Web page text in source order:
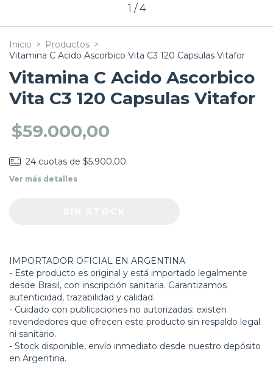
1 /4
Inicio > Productos >
Vitamina C Acido Ascorbico Vita C3 120 Capsulas Vitafor
Vitamina C Acido Ascorbico
Vita C3 120 Capsulas Vitafor
$59.000,00
24 cuotas de $5.900,00
Ver más detalles
IMPORTADOR OFICIAL EN ARGENTINA
- Este producto es original y está importado legalmente
desde Brasil, con inscripción sanitaria. Garantizamos
autenticidad, trazabilidad y calidad.
- Cuidado con publicaciones no autorizadas: existen
revendedores que ofrecen este producto sin respaldo legal
ni sanitario.
- Stock disponible, envío inmediato desde nuestro depósito
en Argentina.